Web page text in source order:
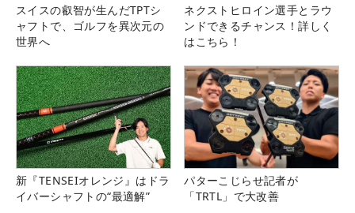
スイスの叡智が生んだTPTシ
ャフトで、ゴルフを異次元の
世界へ
ネクストヒロイン選手とラウ
ンドできるチャンス！詳しく
はこちら！
新『TENSEIオレンジ』はドラ
イバーシャフトの“最適解”
パターこじらせ記者が
「TRTL」で大改善